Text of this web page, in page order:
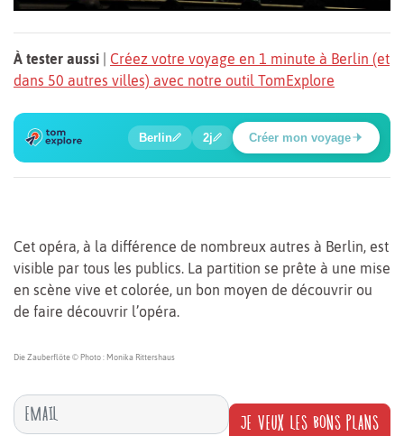
À tester aussi
Créez votre voyage en 1 minute à Berlin (et
dans 50 autres villes) avec notre outil TomExplore
🔍
🔍
🔍
🍲
🔍
Poste de contrôle Charlie
Berlin 2j Créer mon voyage
Cet opéra, à la différence de nombreux autres à Berlin, est
visible par tous les publics. La partition se prête à une mise
en scène vive et colorée, un bon moyen de découvrir ou
de faire découvrir l’opéra.
Die Zauberflöte © Photo : Monika Rittershaus
JE VEUX LES BONS PLANS